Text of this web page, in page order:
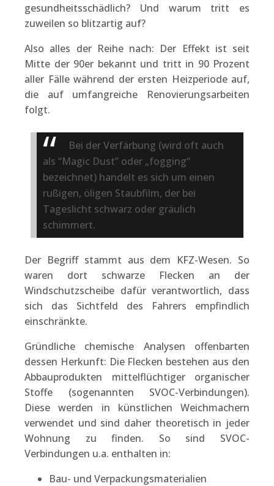
gesundheitsschädlich? Und warum tritt es
zuweilen so blitzartig auf?
Also alles der Reihe nach: Der Effekt ist seit
Mitte der 90er bekannt und tritt in 90 Prozent
aller Fälle während der ersten Heizperiode auf,
die auf umfangreiche Renovierungsarbeiten
folgt.
Bei der Verfärbung (wird oft auch
als “Magic Dust” oder „fogging“
bezeichnet) handelt es sich um einen
rußigen, öligen Staubfilm, der bei
Tageslicht schwarz oder gräulich
schimmert.
Der Begriff stammt aus dem KFZ-Wesen. So
waren dort schwarze Flecken an der
Windschutzscheibe dafür verantwortlich, dass
sich das Sichtfeld des Fahrers empfindlich
einschränkte.
Gründliche chemische Analysen offenbarten
dessen Herkunft: Die Flecken bestehen aus den
Abbauprodukten mittelflüchtiger organischer
Stoffe (sogenannten SVOC-Verbindungen).
Diese werden in künstlichen Weichmachern
verwendet und sind daher theoretisch in jeder
Wohnung zu finden. So sind SVOC-
Verbindungen u.a. enthalten in:
Bau- und Verpackungsmaterialien